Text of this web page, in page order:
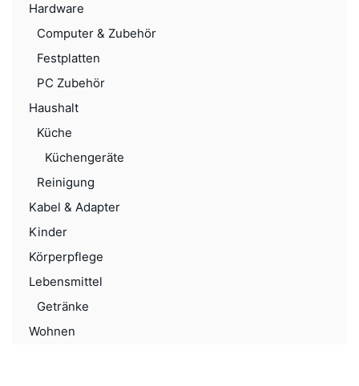
Hardware
Computer & Zubehör
Festplatten
PC Zubehör
Haushalt
Küche
Küchengeräte
Reinigung
Kabel & Adapter
Kinder
Körperpflege
Lebensmittel
Getränke
Wohnen